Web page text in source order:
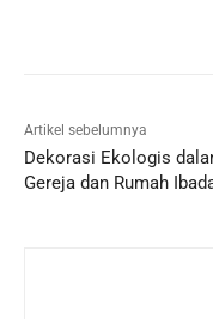
Gereja dan Rumah Ibadat